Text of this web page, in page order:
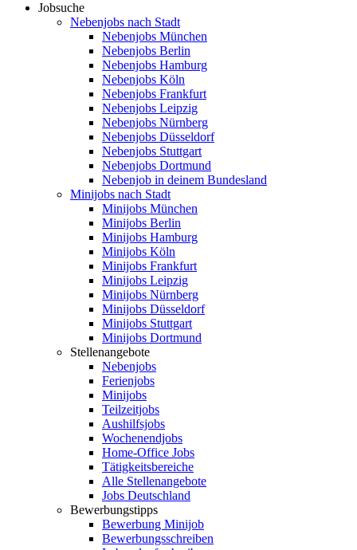
Jobsuche
Nebenjobs nach Stadt
Nebenjobs München
Nebenjobs Berlin
Nebenjobs Hamburg
Nebenjobs Köln
Nebenjobs Frankfurt
Nebenjobs Leipzig
Nebenjobs Nürnberg
Nebenjobs Düsseldorf
Nebenjobs Stuttgart
Nebenjobs Dortmund
Nebenjob in deinem Bundesland
Minijobs nach Stadt
Minijobs München
Minijobs Berlin
Minijobs Hamburg
Minijobs Köln
Minijobs Frankfurt
Minijobs Leipzig
Minijobs Nürnberg
Minijobs Düsseldorf
Minijobs Stuttgart
Minijobs Dortmund
Stellenangebote
Nebenjobs
Ferienjobs
Minijobs
Teilzeitjobs
Aushilfsjobs
Wochenendjobs
Home-Office Jobs
Tätigkeitsbereiche
Alle Stellenangebote
Jobs Deutschland
Bewerbungstipps
Bewerbung Minijob
Bewerbungsschreiben